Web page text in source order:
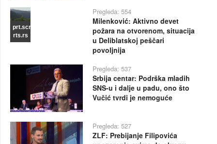
prt.scr
rts.rs
Pregleda: 554
Milenković: Aktivno devet
požara na otvorenom, situacija
u Deliblatskoj peščari
povoljnija
Pregleda: 537
Srbija centar: Podrška mladih
SNS-u i dalje u padu, ono što
Vučić tvrdi je nemoguće
Pregleda: 527
ZLF: Prebijanje Filipovića